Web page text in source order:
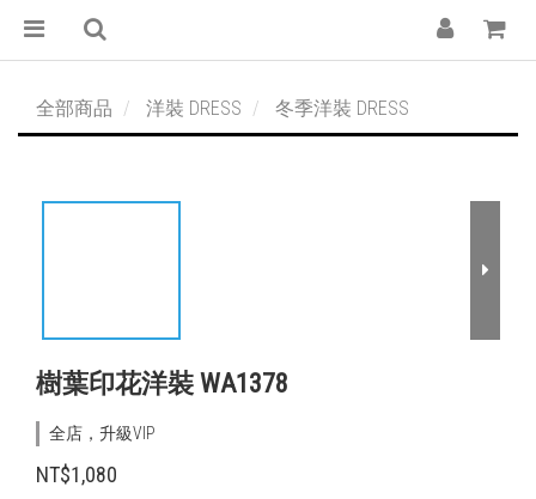
全部商品 洋裝 DRESS 冬季洋裝 DRESS
樹葉印花洋裝 WA1378
全店，升級VIP
NT$1,080